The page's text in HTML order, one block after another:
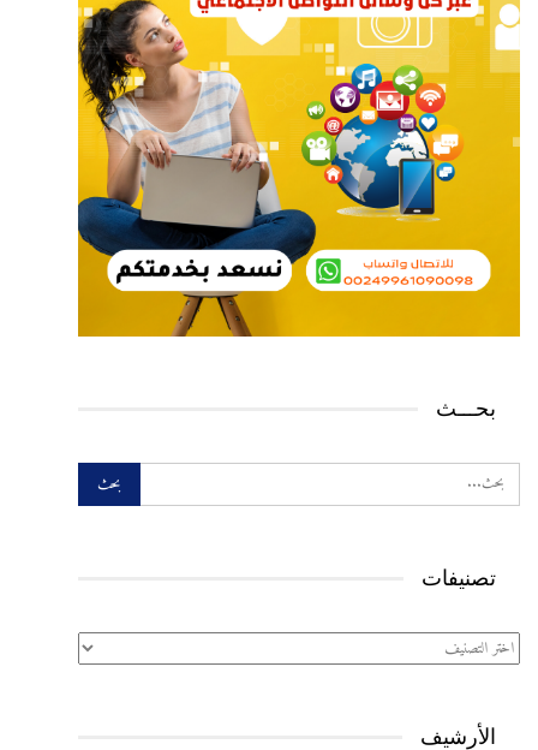
بحـــث
تصنيفات
تصنيفات
الأرشيف